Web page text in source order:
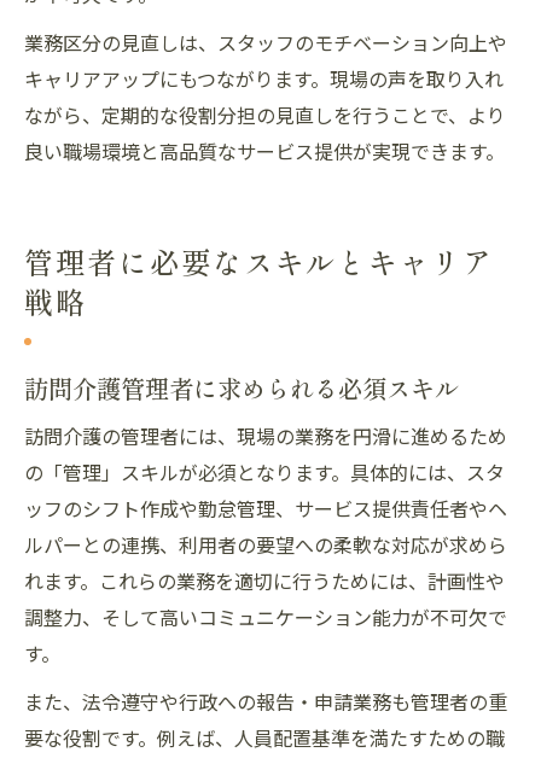
業務区分の見直しは、スタッフのモチベーション向上や
キャリアアップにもつながります。現場の声を取り入れ
ながら、定期的な役割分担の見直しを行うことで、より
良い職場環境と高品質なサービス提供が実現できます。
管理者に必要なスキルとキャリア
戦略
訪問介護管理者に求められる必須スキル
訪問介護の管理者には、現場の業務を円滑に進めるため
の「管理」スキルが必須となります。具体的には、スタ
ッフのシフト作成や勤怠管理、サービス提供責任者やヘ
ルパーとの連携、利用者の要望への柔軟な対応が求めら
れます。これらの業務を適切に行うためには、計画性や
調整力、そして高いコミュニケーション能力が不可欠で
す。
また、法令遵守や行政への報告・申請業務も管理者の重
要な役割です。例えば、人員配置基準を満たすための職